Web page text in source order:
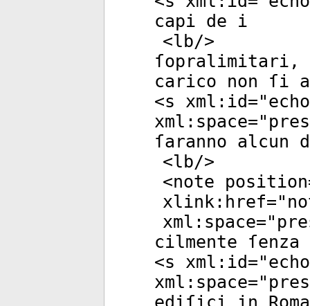
capi de i
<lb/>
ſopralimitari,
carico non ſi
<s xml:id="
xml:space="
ſaranno alcun
<lb/>
<note position
xlink:href="
xml:space="
cilmente
<s xml:id="
xml:space="